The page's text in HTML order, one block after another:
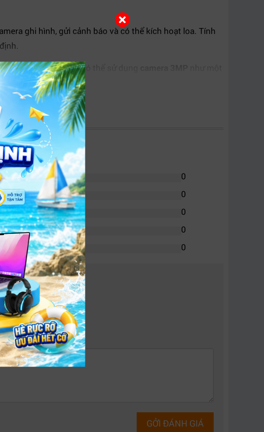
ghi hình, gửi cảnh báo và có thể kích hoạt loa. Tính
nội bộ. Người dùng có thể sử dụng
Độ bền IP66 giúpcamera dual light
0
0
0
0
0
GỞI ĐÁNH GIÁ